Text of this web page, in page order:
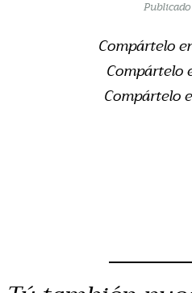
Compártelo
Compártelo
Compártelo